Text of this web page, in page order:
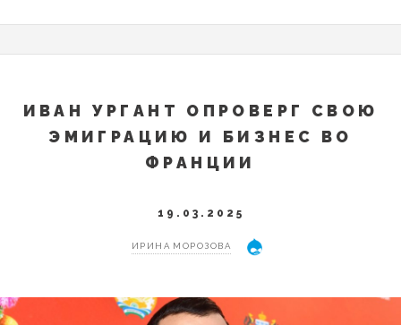
ИВАН УРГАНТ ОПРОВЕРГ СВОЮ
ЭМИГРАЦИЮ И БИЗНЕС ВО
ФРАНЦИИ
19.03.2025
ИРИНА МОРОЗОВА